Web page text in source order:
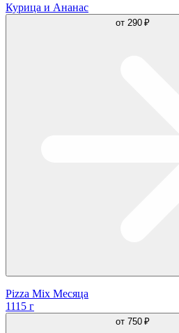
Курица и Ананас
от 290 ₽
Pizza Mix Месяца
1115 г
от 750 ₽